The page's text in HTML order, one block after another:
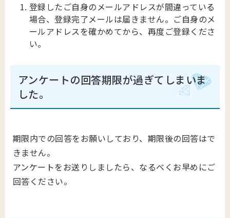
登録したご自身のメールアドレスが間違っている
場合、登録完了メールは届きません。ご自身のメ
ールアドレスを確かめてから、再度ご登録くださ
い。
アンケートの回答期限が過ぎてしまいま
した。
期限内での回答をお願いしており、期限後の回答はで
きません。
アンケートをお送りしましたら、なるべくお早めにご
回答ください。